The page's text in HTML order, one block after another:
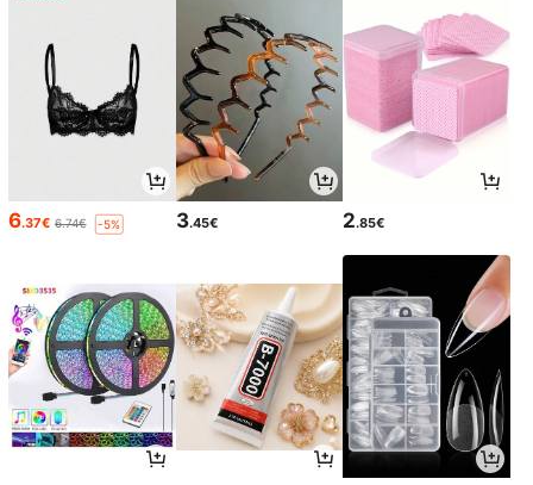
6.37€ 6.74€ -5% 3.45€ 2.85€